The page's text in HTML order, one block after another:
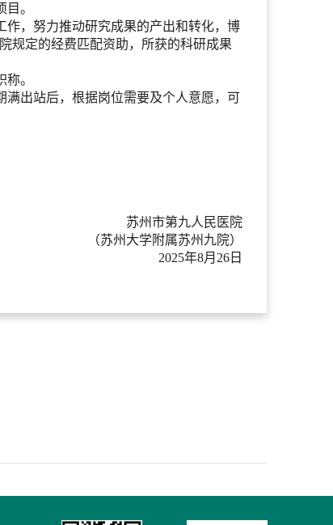
。
，努力推动研究成果的产出和转化，博
规定的经费匹配资助，所获的科研成果
。
出站后，根据岗位需要及个人意愿，可
苏州市第九人民医院
州大学附属苏州九院）
2025年8月26日